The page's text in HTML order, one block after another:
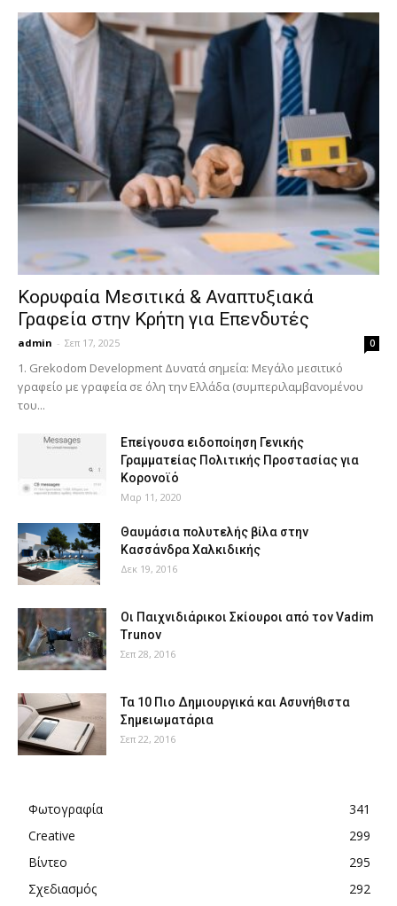
Κορυφαία Μεσιτικά & Αναπτυξιακά
Γραφεία στην Κρήτη για Επενδυτές
admin - Σεπ 17, 2025 0
1. Grekodom Development Δυνατά σημεία: Μεγάλο μεσιτικό
γραφείο με γραφεία σε όλη την Ελλάδα (συμπεριλαμβανομένου
του...
Επείγουσα ειδοποίηση Γενικής
Γραμματείας Πολιτικής Προστασίας για
Κορονοϊό
Μαρ 11, 2020
Θαυμάσια πολυτελής βίλα στην
Κασσάνδρα Χαλκιδικής
Δεκ 19, 2016
Οι Παιχνιδιάρικοι Σκίουροι από τον Vadim
Trunov
Σεπ 28, 2016
Τα 10 Πιο Δημιουργικά και Ασυνήθιστα
Σημειωματάρια
Σεπ 22, 2016
Φωτογραφία
341
Creative
299
Βίντεο
295
Σχεδιασμός
292